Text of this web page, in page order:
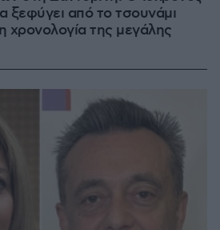
ξεφύγει από το τσουνάμι
χρονολογία της μεγάλης